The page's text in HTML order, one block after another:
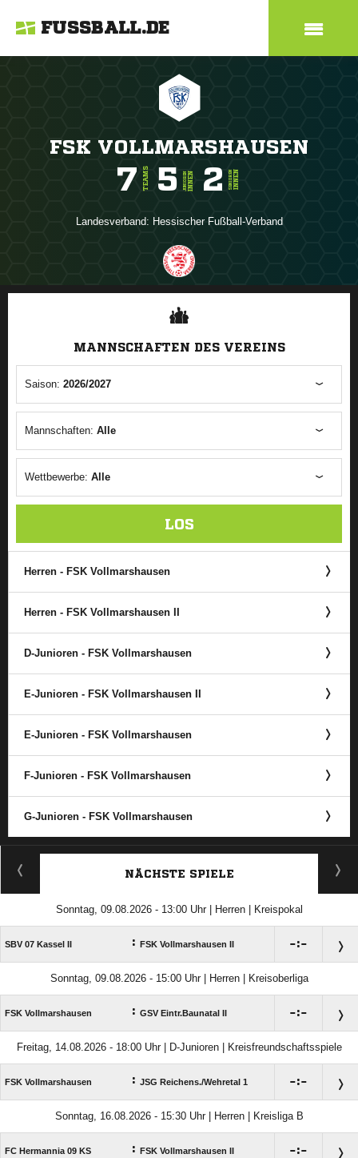
FUSSBALL.DE
FSK VOLLMARSHAUSEN
7 TEAMS 5 JUNIORENINNEN 2 SENIORENINNEN
Landesverband: Hessischer Fußball-Verband
ANZEIGE
MANNSCHAFTEN DES VEREINS
Saison: 2026/2027
Mannschaften: Alle
Wettbewerbe: Alle
LOS
Herren - FSK Vollmarshausen
Herren - FSK Vollmarshausen II
D-Junioren - FSK Vollmarshausen
E-Junioren - FSK Vollmarshausen II
E-Junioren - FSK Vollmarshausen
F-Junioren - FSK Vollmarshausen
G-Junioren - FSK Vollmarshausen
ANZEIGE
NÄCHSTE SPIELE
Sonntag, 09.08.2026 - 13:00 Uhr | Herren | Kreispokal
SBV 07 Kassel II : FSK Vollmarshausen II :
Sonntag, 09.08.2026 - 15:00 Uhr | Herren | Kreisoberliga
FSK Vollmarshausen : GSV Eintr.Baunatal II :
Freitag, 14.08.2026 - 18:00 Uhr | D-Junioren | Kreisfreundschaftsspiele
FSK Vollmarshausen : JSG Reichens./​Wehretal 1 :
Sonntag, 16.08.2026 - 15:30 Uhr | Herren | Kreisliga B
FC Hermannia 09 KS : FSK Vollmarshausen II :